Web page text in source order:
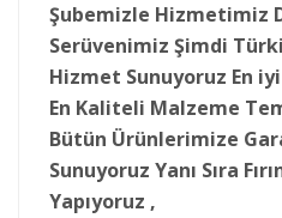
Şubemizle Hizmetimiz
Serüvenimiz Şimdi
Hizmet Sunuyoruz En
En Kaliteli Malzeme
Bütün Ürünlerimize
Sunuyoruz Yanı Sıra
Yapıyoruz ,